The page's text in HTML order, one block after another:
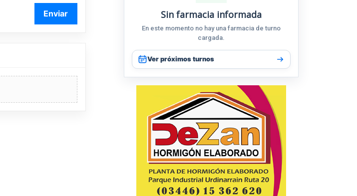
Enviar Sin farmacia informada
En este momento no hay una farmacia de turno
cargada.
Ver próximos turnos